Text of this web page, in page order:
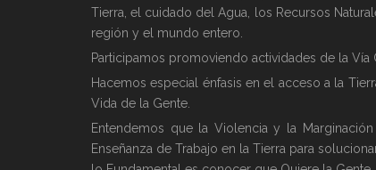
Tierra, el cuidado del Agua, los Recursos
región y el mundo entero.
Participamos promoviendo actividades de la
Hacemos especial énfasis en el acceso a la
Vida de la Gente.
Entendemos que la Violencia y la
Enseñanza de Trabajo en la Tierra para